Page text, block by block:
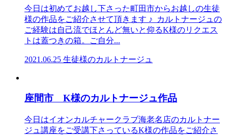
今日は初めてお越し下さった町田市からお越しの生徒
様の作品をご紹介させて頂きます ♪ カルトナージュの
ご経験は自己流でほとんど無いと仰るK様のリクエス
トは蓋つきの箱。ご自分...
2021.06.25 生徒様のカルトナージュ
座間市 K様のカルトナージュ作品
今日はイオンカルチャークラブ海老名店のカルトナー
ジュ講座をご受講下さっているK様の作品をご紹介さ